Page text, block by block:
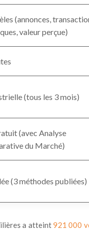
(annonces,
valeur perçue)
(tous les 3 mois)
(avec Analyse
du Marché)
(3 méthodes publiées)
a atteint921 000